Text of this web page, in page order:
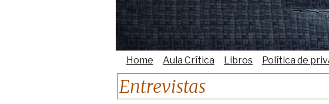
Home Aula Crítica Libros Política de
Entrevistas